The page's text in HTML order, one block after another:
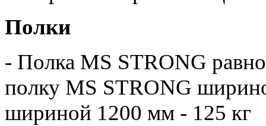
Полки
- Полка MS STRONG
полку MS STRONG
шириной 1200 мм - 125 кг